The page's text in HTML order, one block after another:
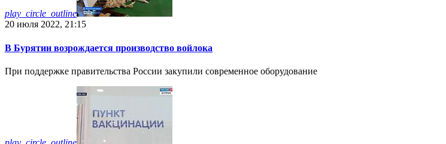
play_circle_outline
20 июля 2022, 21:15
В Бурятии возрождается производство войлока
При поддержке правительства России закупили современное оборудование